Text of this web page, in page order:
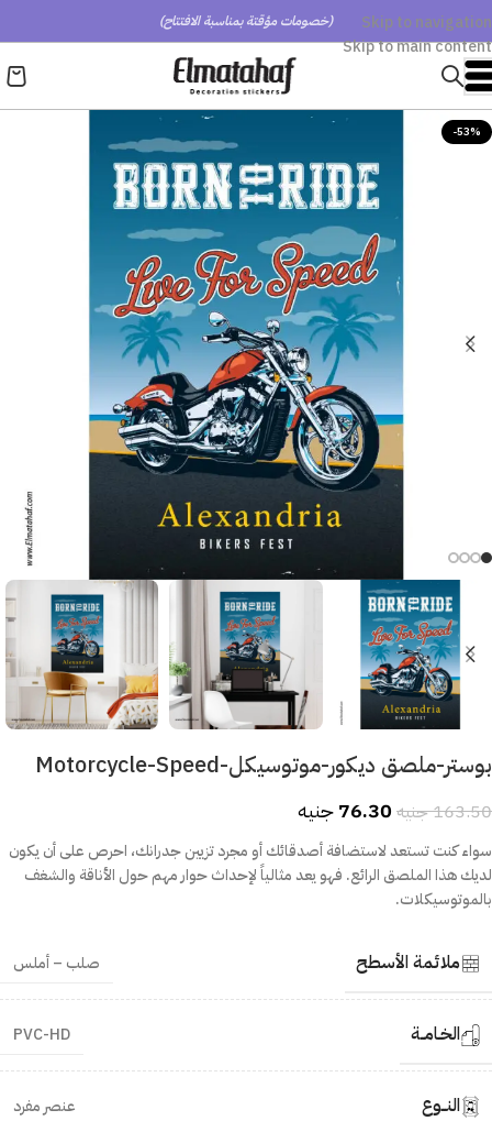
Skip to navigation
Skip to main content
(خصومات مؤقتة بمناسبة الافتتاح)
-53%
بوستر-ملصق ديكور-موتوسيكل-Motorcycle-Speed
163.50جنيه 76.30جنيه
سواء كنت تستعد لاستضافة أصدقائك أو مجرد تزيين جدرانك، احرص على أن يكون
لديك هذا الملصق الرائع. فهو يعد مثالياً لإحداث حوار مهم حول الأناقة والشغف
بالموتوسيكلات.
ملائمة الأسطح صلب – أملس
الخـامــة PVC-HD
النــوع عنصر مفرد